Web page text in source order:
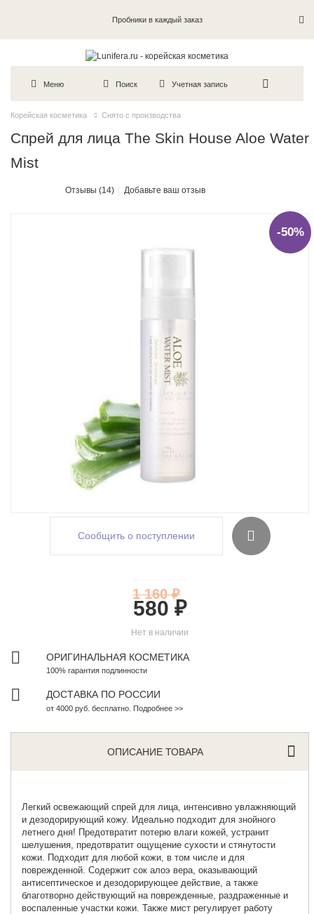
Пробники в каждый заказ
Меню Поиск Учетная запись
Корейская косметика Снято с производства
Спрей для лица The Skin House Aloe Water
Mist
Отзывы (14) Добавьте ваш отзыв
-50%
Сообщить о поступлении
Нет в наличии
580 ₽
1 160 ₽
ОРИГИНАЛЬНАЯ КОСМЕТИКА
100% гарантия подлинности
ДОСТАВКА ПО РОССИИ
от 4000 руб. бесплатно. Подробнее >>
ОПИСАНИЕ ТОВАРА
Легкийосвежающий спрей для лица, интенсивно увлажняющий
и дезодорирующий кожу. Идеально подходит для знойного
летнего дня! Предотвратит потерю влаги кожей, устранит
шелушения, предотвратит ощущение сухости и стянутости
кожи. Подходит для любой кожи, в том числе и для
поврежденной. Содержит сок алоэ вера, оказывающий
антисептическое и дезодорирующее действие, а также
благотворно действующий на поврежденные, раздраженные и
воспаленные участки кожи. Также мист регулирует работу